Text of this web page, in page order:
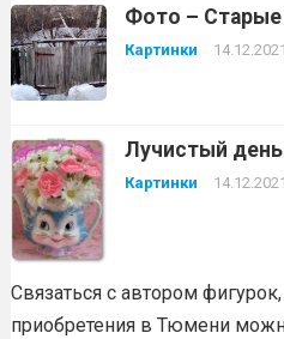
Фото – Старые
Картинки 14.12.2021
Лучистый
Картинки 14.12.2021
Связаться с автором
приобретения в Тюмени